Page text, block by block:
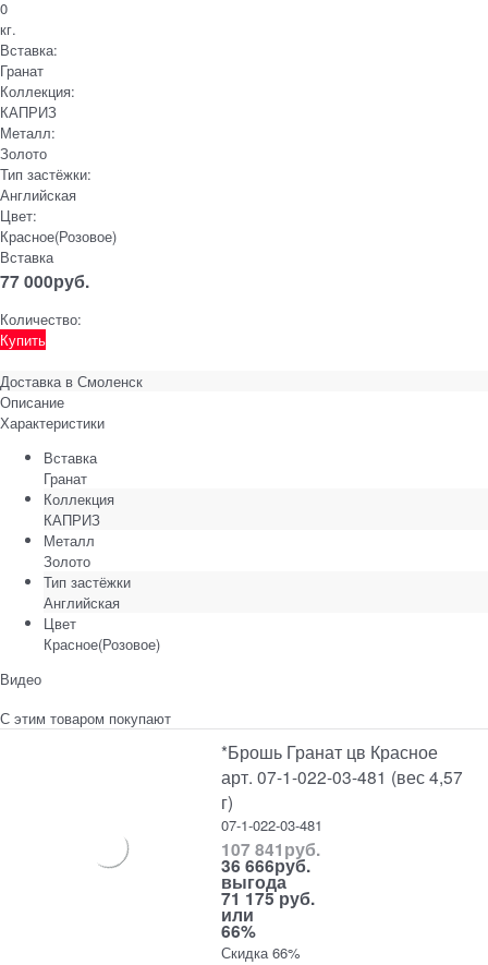
0
кг.
Вставка:
Гранат
Коллекция:
КАПРИЗ
Металл:
Золото
Тип застёжки:
Английская
Цвет:
Красное(Розовое)
Вставка
77 000руб.
Количество:
Купить
Доставка в Смоленск
Описание
Характеристики
Вставка
Гранат
Коллекция
КАПРИЗ
Металл
Золото
Тип застёжки
Английская
Цвет
Красное(Розовое)
Видео
С этим товаром покупают
*Брошь Гранат цв Красное
арт. 07-1-022-03-481 (вес 4,57
г)
07-1-022-03-481
107 841руб.
36 666руб.
выгода
71 175 руб.
или
66%
Скидка 66%